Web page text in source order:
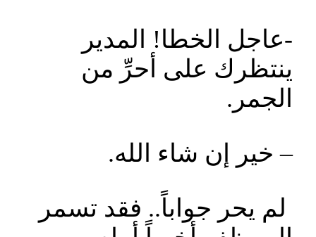
-عاجل الخطا! المدير
ينتظرك على أحرِّ من
الجمر.
– خير إن شاء الله.
لم يحر جواباً.. فقد تسمر